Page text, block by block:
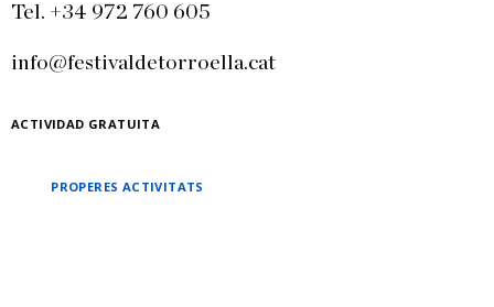
Tel. +34 972 760 605
info@festivaldetorroella.cat
ACTIVIDAD GRATUITA
PROPERES ACTIVITATS